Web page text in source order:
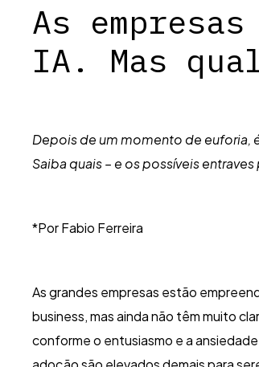
As
IA. Mas
Depois de um momento de euforia,
Saiba quais – e os possíveis entraves
*Por Fabio Ferreira
As grandes empresas estão
business, mas ainda não têm muito
conforme o entusiasmo e a